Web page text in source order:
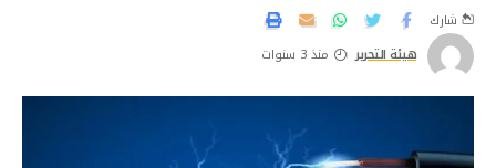
هيئة التحرير منذ 3 سنوات
شارك